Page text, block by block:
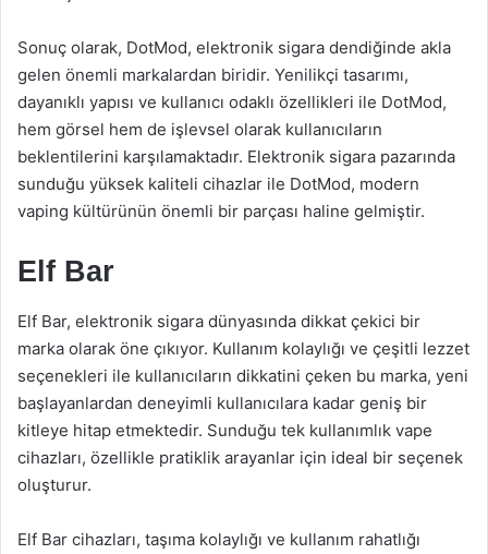
Sonuç olarak, DotMod, elektronik sigara dendiğinde akla
gelen önemli markalardan biridir. Yenilikçi tasarımı,
dayanıklı yapısı ve kullanıcı odaklı özellikleri ile DotMod,
hem görsel hem de işlevsel olarak kullanıcıların
beklentilerini karşılamaktadır. Elektronik sigara pazarında
sunduğu yüksek kaliteli cihazlar ile DotMod, modern
vaping kültürünün önemli bir parçası haline gelmiştir.
Elf Bar
Elf Bar, elektronik sigara dünyasında dikkat çekici bir
marka olarak öne çıkıyor. Kullanım kolaylığı ve çeşitli lezzet
seçenekleri ile kullanıcıların dikkatini çeken bu marka, yeni
başlayanlardan deneyimli kullanıcılara kadar geniş bir
kitleye hitap etmektedir. Sunduğu tek kullanımlık vape
cihazları, özellikle pratiklik arayanlar için ideal bir seçenek
oluşturur.
Elf Bar cihazları, taşıma kolaylığı ve kullanım rahatlığı